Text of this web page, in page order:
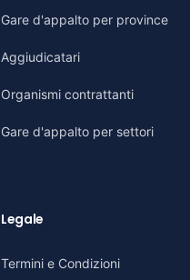
Gare d'appalto per province
Aggiudicatari
Organismi contrattanti
Gare d'appalto per settori
Legale
Termini e Condizioni